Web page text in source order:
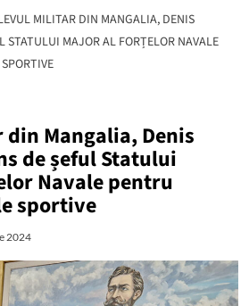
MILITAR DIN MANGALIA, DENIS
STATULUI MAJOR AL FORȚELOR NAVALE
Mangalia, Denis
de șeful Statului
Navale pentru
sportive
2024